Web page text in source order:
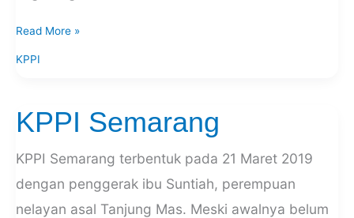
Read More »
KPPI
KPPI Semarang
KPPI Semarang terbentuk pada 21 Maret 2019
dengan penggerak ibu Suntiah, perempuan
nelayan asal Tanjung Mas. Meski awalnya belum
KPPI
Semarang